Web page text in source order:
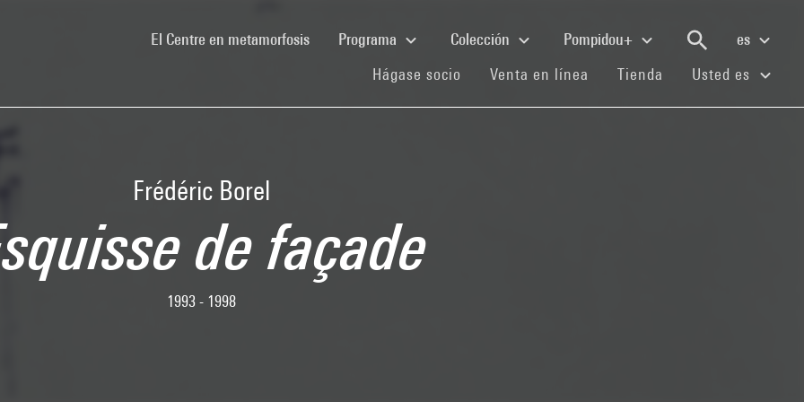
El Centre en metamorfosis(current)Programa Colección Pompidou+
es
Hágase socio (current)
Venta en línea (current)
Tienda (current)
Usted es
Frédéric Borel
de façade
1993 - 1998